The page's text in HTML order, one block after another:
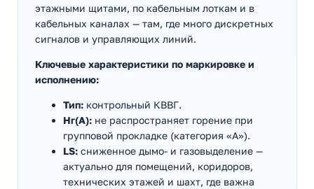
этажными щитами, по кабельным лоткам и в
кабельных каналах — там, где много дискретных
сигналов и управляющих линий.
Ключевые характеристики по маркировке и
исполнению:
Тип: контрольный КВВГ.
Нг(А): не распространяет горение при
групповой прокладке (категория «А»).
LS: сниженное дымо- и газовыделение —
актуально для помещений, коридоров,
технических этажей и шахт, где важна